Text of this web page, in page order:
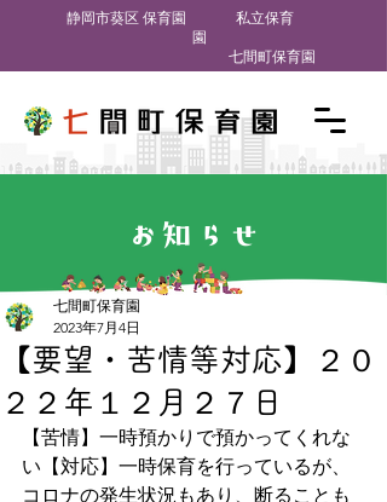
私立保育
園
七間町保育園
​静岡市葵区 保育園
お知らせ
【要望・苦情等対応】２０
２２年１２月２７日
七間町保育園
2023年7月4日
【苦情】一時預かりで預かってくれな
い【対応】一時保育を行っているが、
コロナの発生状況もあり、断ることも